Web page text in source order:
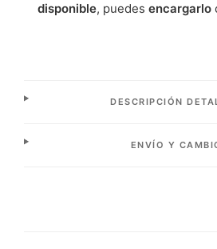
disponible, puedes encargarlo
DESCRIPCIÓN
ENVÍO Y